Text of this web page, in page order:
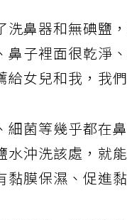
洗鼻器和無碘鹽
鼻子裡面很乾淨
女兒和我，我
細菌等幾乎都在
水沖洗該處，就
膜保濕、促進